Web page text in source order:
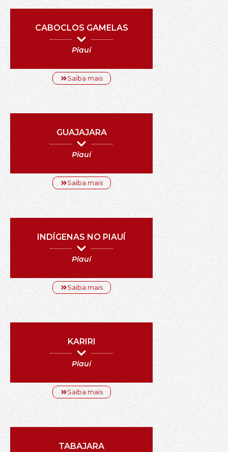
CABOCLOS GAMELAS
Piauí
Saiba mais
GUAJAJARA
Piauí
Saiba mais
INDÍGENAS NO PIAUÍ
Piauí
Saiba mais
KARIRI
Piauí
Saiba mais
TABAJARA